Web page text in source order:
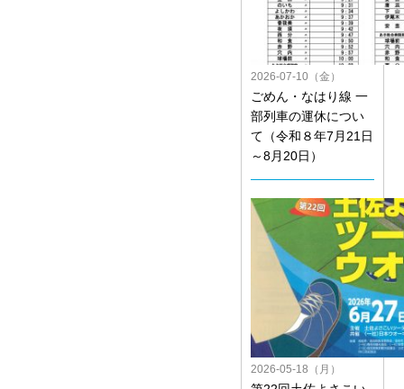
2026-07-10（金）
ごめん・なはり線 一
部列車の運休につい
て（令和８年7月21日
～8月20日）
2026-05-18（月）